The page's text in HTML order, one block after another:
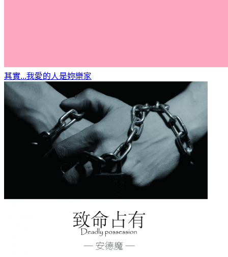
其實...我愛的人是妳樂家